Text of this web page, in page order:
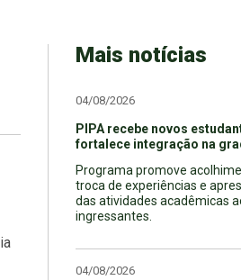
Mais notícias
04/08/2026
PIPA recebe novos
fortalece integração na
Programa promove
troca de experiências e
das atividades acadêmicas
ingressantes.
04/08/2026